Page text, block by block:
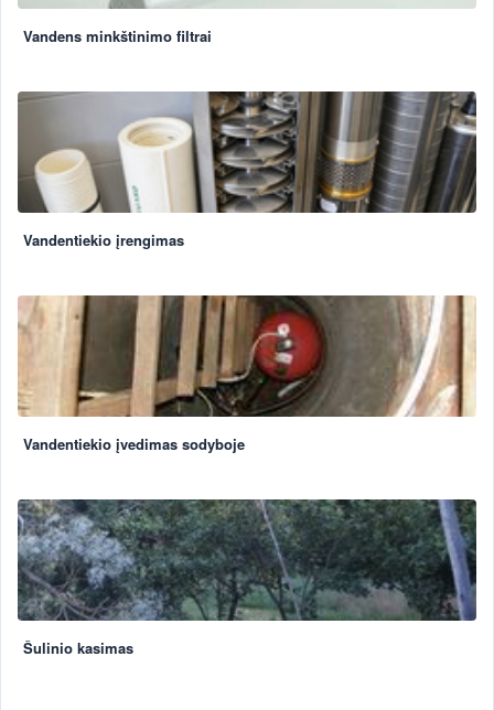
Vandens minkštinimo filtrai
Vandentiekio įrengimas
Vandentiekio įvedimas sodyboje
Šulinio kasimas